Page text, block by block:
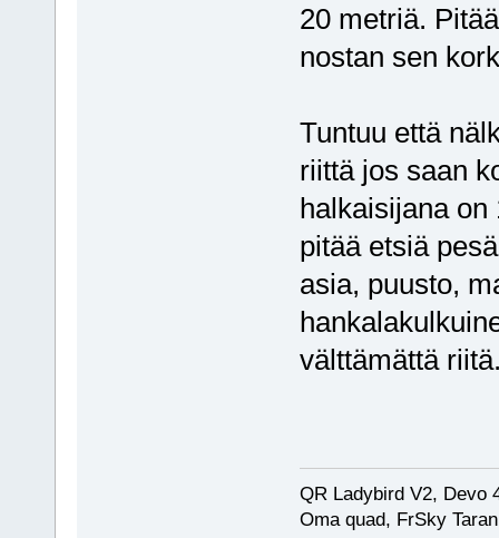
20 metriä.
nostan sen
Tuntuu että
riittä jos saan
halkaisijana on
pitää etsiä
asia, puusto,
välttämättä
QR Ladybird V2, Devo
Oma quad, FrSky